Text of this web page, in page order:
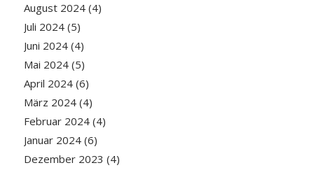
August 2024(4)
Juli 2024(5)
Juni 2024(4)
Mai 2024(5)
April 2024(6)
März 2024(4)
Februar 2024(4)
Januar 2024(6)
Dezember 2023 (4)